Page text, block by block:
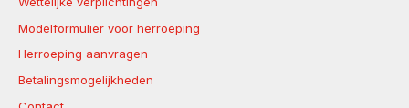
Modelformulier voor herroeping
Herroeping aanvragen
Betalingsmogelijkheden